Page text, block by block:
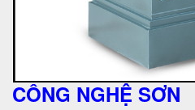
CÔNG NGHỆ SƠN